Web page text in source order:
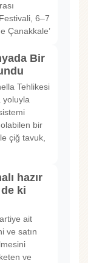
6–7
Çanakkale’
Bir
Tehlikesi
yoluyla
bir
çiğ tavuk,
hazır
ki
ait
ve satın
ve